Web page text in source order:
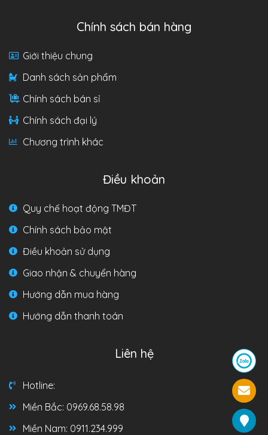
Chính sách bán hàng
Giới thiệu chung
Danh sách sản phẩm
Chính sách bán sỉ
Chính sách đại lý
Chương trình khác
Điều khoản
Quy chế hoạt động TMĐT
Chính sách bảo mật
Điều khoản sử dụng
Giao nhận & chuyển hàng
Hướng dẫn mua hàng
Hướng dẫn thanh toán
Liên hệ
Hotline:
Miền Bắc: 0969.68.58.98
Miền Nam: 0911.234.999